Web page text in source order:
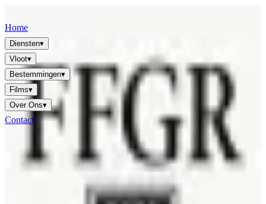
Home
Diensten▾
Vloot▾
Bestemmingen▾
Films▾
Over Ons▾
Contact